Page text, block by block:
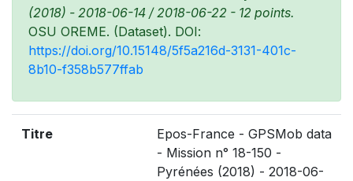
(2018) - 2018-06-14 / 2018-06-22 - 12 points.
OSU OREME. (Dataset). DOI:
https://doi.org/10.15148/5f5a216d-3131-401c-
8b10-f358b577ffab
Titre
Epos-France - GPSMob data
- Mission n° 18-150 -
Pyrénées (2018) - 2018-06-